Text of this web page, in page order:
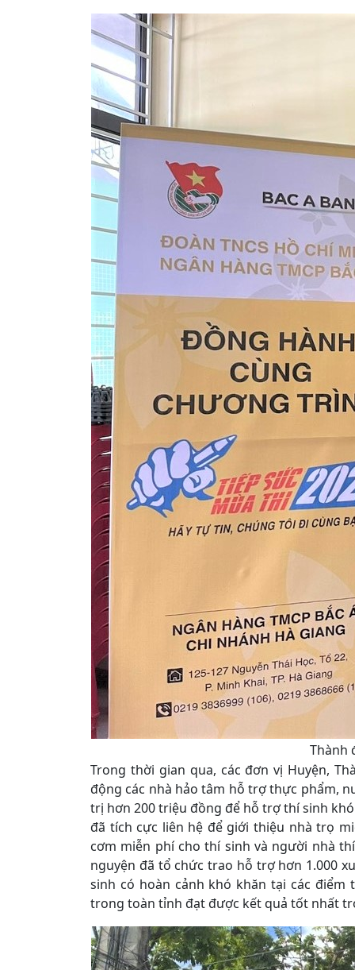
Thành
Trong thời gian qua, các đơn vị Huyện,
động các nhà hảo tâm hỗ trợ thực phẩm,
trị hơn 200 triệu đồng để hỗ trợ thí sinh
đã tích cực liên hệ để giới thiệu nhà trọ
cơm miễn phí cho thí sinh và người nhà
nguyện đã tổ chức trao hỗ trợ hơn 1.000
sinh có hoàn cảnh khó khăn tại các
trong toàn tỉnh đạt được kết quả tốt nhất